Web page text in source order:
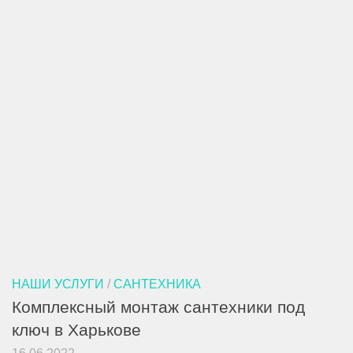
НАШИ УСЛУГИ / САНТЕХНИКА
Комплексный монтаж сантехники под
ключ в Харькове